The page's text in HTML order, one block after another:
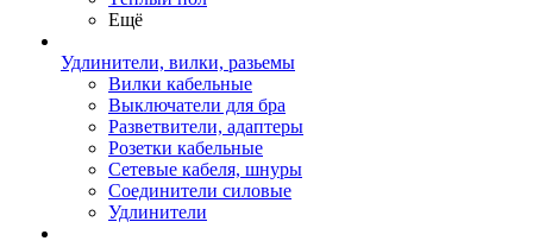
Ещё
Удлинители, вилки, разьемы
Вилки кабельные
Выключатели для бра
Разветвители, адаптеры
Розетки кабельные
Сетевые кабеля, шнуры
Соединители силовые
Удлинители